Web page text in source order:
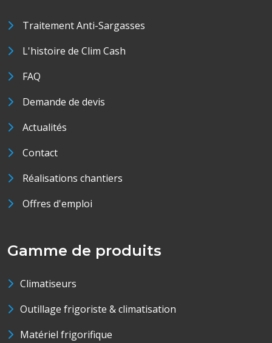
Traitement Anti-Sargasses
L'histoire de Clim Cash
FAQ
Demande de devis
Actualités
Contact
Réalisations chantiers
Offres d'emploi
Gamme de produits
Climatiseurs
Outillage frigoriste & climatisation
Matériel frigorifique